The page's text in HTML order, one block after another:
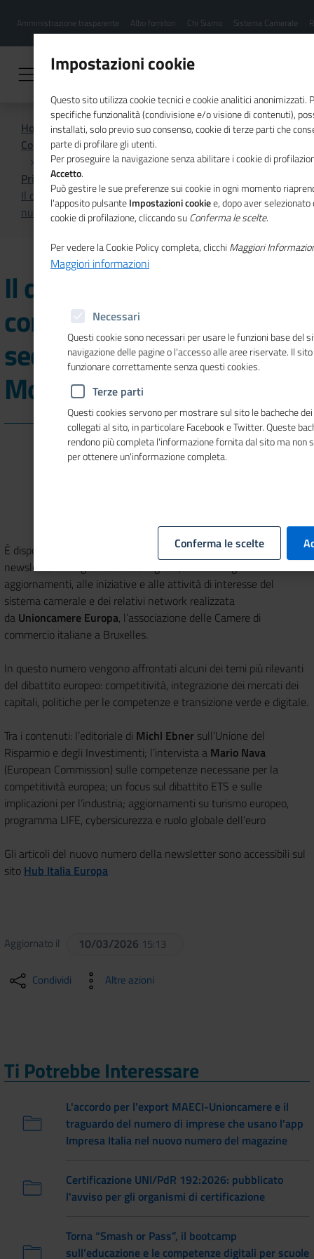
contenuto
Menu
hamburgher
Amministrazione trasparente Albo fornitori Chi Siamo Sistema Camerale
Home
Comunicazione istituzionale per il sistema camerale
Primo Piano
Il dibattito sulla competitività europea nel secondo
numero di Mosaico Europa
Il dibattito sulla
competitività europea nel
secondo numero di
Mosaico Europa
È disponibile il secondo numero del 2026 diMosaico Europa
newsletter in lingua italiana e inglese, dedicata agli
aggiornamenti, alle iniziative e alle attività di interesse del
sistema camerale e dei relativi network realizzata
da Unioncamere Europa, l’associazione delle Camere di
commercio italiane a Bruxelles.
In questo numero vengono affrontati alcuni dei temi più rilevanti
del dibattito europeo: competitività, integrazione dei mercati dei
capitali, politiche per le competenze e transizione verde e digitale.
Tra i contenuti: l’editoriale di Michl Ebner sull’Unione del
Risparmio e degli Investimenti; l’intervista a Mario Nava
(European Commission) sulle competenze necessarie per la
competitività europea; un focus sul dibattito ETS e sulle
implicazioni per l’industria; aggiornamenti su turismo europeo,
programma LIFE, cybersicurezza e ruolo globale dell’euro
Gli articoli del nuovo numero della newsletter sono accessibili sul
sito Hub Italia Europa
Aggiornato il 10/03/2026 15:13
Condividi Altre azioni
Ti Potrebbe Interessare
L'accordo per l'export MAECI-Unioncamere e il
traguardo del numero di imprese che usano l'app
Impresa Italia nel nuovo numero del magazine
Certificazione UNI/PdR 192:2026: pubblicato
l'avviso per gli organismi di certificazione
Torna “Smash or Pass”, il bootcamp
sull’educazione e le competenze digitali per scuole
Impostazioni cookie
Questo sito utilizza cookie tecnici e cookie analitici anonimizzati.
specifiche funzionalità (condivisione e/o visione di contenuti),
installati, solo previo suo consenso, cookie di terze parti che
parte di profilare gli utenti.
Per proseguire la navigazione senza abilitare i cookie di
Accetto.
Può gestire le sue preferenze sui cookie in ogni momento
l'apposito pulsanteImpostazioni cookiee, dopo aver
cookie di profilazione, cliccando suConferma le scelte.
Per vedere la Cookie Policy completa, clicchi Maggiori
Maggiori informazioni
Necessari
Questi cookie sono necessari per usare le funzioni base del
navigazione delle pagine o l'accesso alle aree riservate. Il
funzionare correttamente senza questi cookies.
Terze parti
Questi cookies servono per mostrare sul sito le bacheche
collegati al sito, in particolare Facebook e Twitter. Queste
rendono più completa l'informazione fornita dal sito ma non
per ottenere un'informazione completa.
Conferma le scelte